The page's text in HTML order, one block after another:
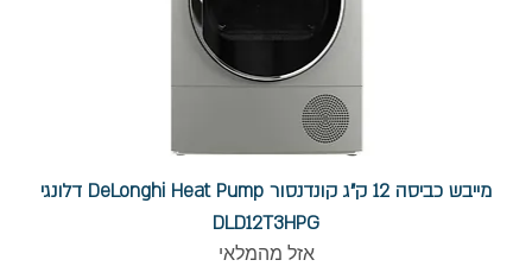
מייבש כביסה 12 ק"ג קונדנסור DeLonghi Heat Pump דלונגי
DLD12T3HPG
אזל מהמלאי